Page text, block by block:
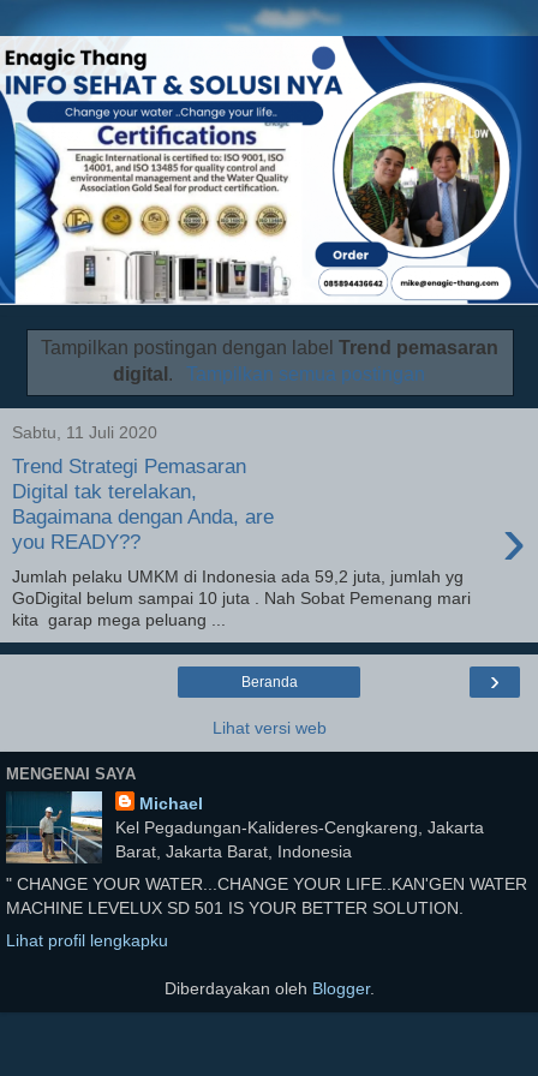
Tampilkan postingan dengan label Trend pemasaran
digital . Tampilkan semua postingan
Sabtu, 11 Juli 2020
Trend Strategi Pemasaran
Digital tak terelakan,
Bagaimana dengan Anda, are
you READY??
›
Jumlah pelaku UMKM di Indonesia ada 59,2 juta, jumlah yg
GoDigital belum sampai 10 juta . Nah Sobat Pemenang mari
kita garap mega peluang ...
›
Beranda
Lihat versi web
MENGENAI SAYA
Michael
Kel Pegadungan-Kalideres-Cengkareng, Jakarta
Barat, Jakarta Barat, Indonesia
" CHANGE YOUR WATER...CHANGE YOUR LIFE..KAN'GEN WATER
MACHINE LEVELUX SD 501 IS YOUR BETTER SOLUTION.
Lihat profil lengkapku
Diberdayakan oleh Blogger.